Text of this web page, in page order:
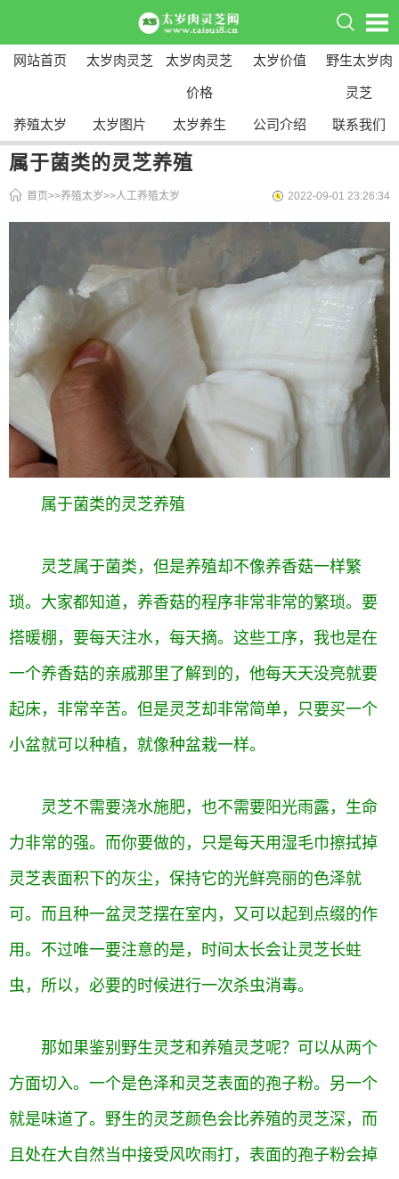
网站首页 太岁肉灵芝 太岁肉灵芝
价格
太岁价值 野生太岁肉
灵芝
养殖太岁 太岁图片 太岁养生 公司介绍 联系我们
属于菌类的灵芝养殖
首页>>养殖太岁>>人工养殖太岁 2022-09-01 23:26:34
属于菌类的灵芝养殖
灵芝属于菌类，但是养殖却不像养香菇一样繁
琐。大家都知道，养香菇的程序非常非常的繁琐。要
搭暖棚，要每天注水，每天摘。这些工序，我也是在
一个养香菇的亲戚那里了解到的，他每天天没亮就要
起床，非常辛苦。但是灵芝却非常简单，只要买一个
小盆就可以种植，就像种盆栽一样。
灵芝不需要浇水施肥，也不需要阳光雨露，生命
力非常的强。而你要做的，只是每天用湿毛巾擦拭掉
灵芝表面积下的灰尘，保持它的光鲜亮丽的色泽就
可。而且种一盆灵芝摆在室内，又可以起到点缀的作
用。不过唯一要注意的是，时间太长会让灵芝长蛀
虫，所以，必要的时候进行一次杀虫消毒。
那如果鉴别野生灵芝和养殖灵芝呢？可以从两个
方面切入。一个是色泽和灵芝表面的孢子粉。另一个
就是味道了。野生的灵芝颜色会比养殖的灵芝深，而
且处在大自然当中接受风吹雨打，表面的孢子粉会掉